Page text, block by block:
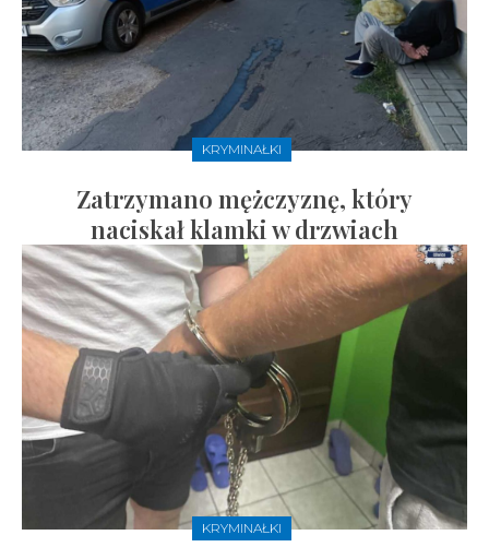
KRYMINAŁKI
Zatrzymano mężczyznę, który
naciskał klamki w drzwiach
KRYMINAŁKI